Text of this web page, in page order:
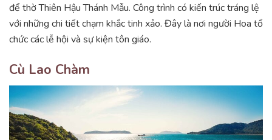
để thờ Thiên Hậu Thánh Mẫu. Công trình có kiến trúc tráng lệ
với những chi tiết chạm khắc tinh xảo. Đây là nơi người Hoa tổ
chức các lễ hội và sự kiện tôn giáo.
Cù Lao Chàm